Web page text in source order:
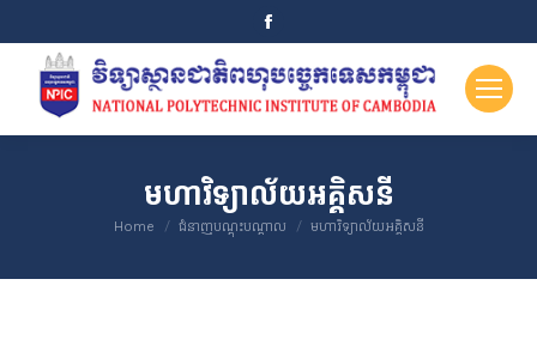
page
opens
in
new
window
មហាវិទ្យាល័យអគ្គិសនី
You are here:
Home ជំនាញបណ្តុះបណ្តាល មហាវិទ្យាល័យអគ្គិសនី